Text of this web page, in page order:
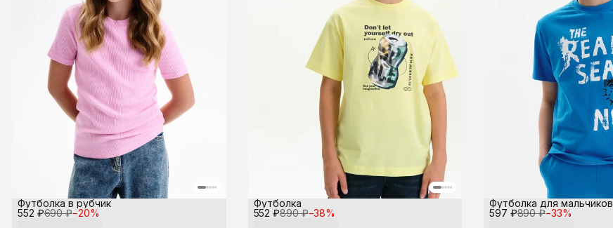
552 ₽690 ₽−20%
Футболка в рубчик
552 ₽890 ₽−38%
Футболка
597 ₽890 ₽−33%
Футболка для мальчиков